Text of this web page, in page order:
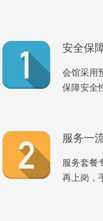
安全保
会馆采用
保障安全
服务一
服务套餐
再上岗，